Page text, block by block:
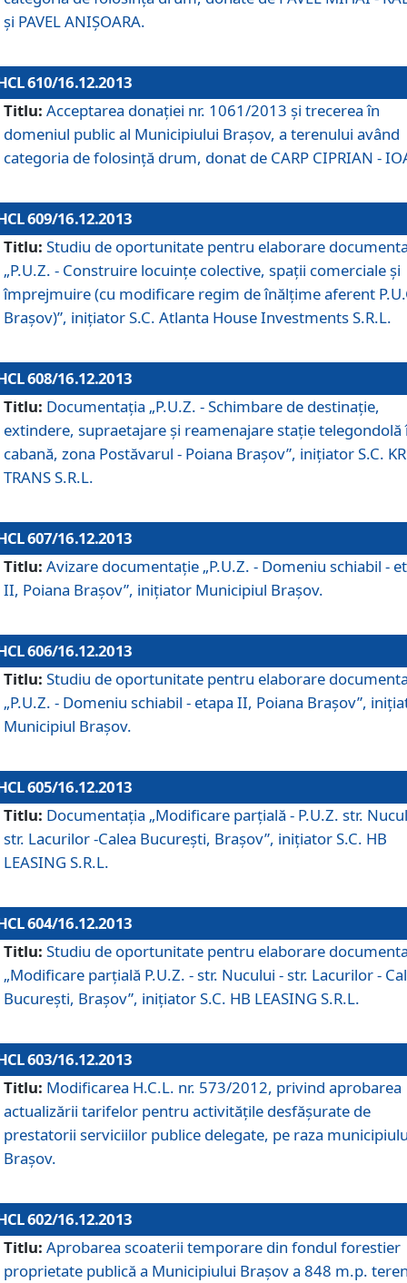
şi PAVEL ANIŞOARA.
610/16.12.2013
Titlu: Acceptarea donaţiei nr. 1061/2013 şi trecerea în
domeniul public al Municipiului Braşov, a terenului având
categoria de folosinţă drum, donat de CARP CIPRIAN -
609/16.12.2013
Titlu: Studiu de oportunitate pentru elaborare
„P.U.Z. - Construire locuinţe colective, spaţii comerciale şi
împrejmuire (cu modificare regim de înălţime aferent
Braşov)”, iniţiator S.C. Atlanta House Investments S.R.L.
608/16.12.2013
Titlu: Documentaţia „P.U.Z. - Schimbare de destinaţie,
extindere, supraetajare şi reamenajare staţie telegondolă
cabană, zona Postăvarul - Poiana Braşov”, iniţiator S.C.
TRANS S.R.L.
607/16.12.2013
Titlu: Avizare documentaţie „P.U.Z. - Domeniu schiabil -
II, Poiana Braşov”, iniţiator Municipiul Braşov.
606/16.12.2013
Titlu: Studiu de oportunitate pentru elaborare
„P.U.Z. - Domeniu schiabil - etapa II, Poiana Braşov”,
Municipiul Braşov.
605/16.12.2013
Titlu: Documentaţia „Modificare parţială - P.U.Z. str.
str. Lacurilor -Calea Bucureşti, Braşov”, iniţiator S.C. HB
LEASING S.R.L.
604/16.12.2013
Titlu: Studiu de oportunitate pentru elaborare
„Modificare parţială P.U.Z. - str. Nucului - str. Lacurilor -
Bucureşti, Braşov”, iniţiator S.C. HB LEASING S.R.L.
603/16.12.2013
Titlu: Modificarea H.C.L. nr. 573/2012, privind aprobarea
actualizării tarifelor pentru activităţile desfăşurate de
prestatorii serviciilor publice delegate, pe raza
Braşov.
602/16.12.2013
Titlu: Aprobarea scoaterii temporare din fondul forestier
proprietate publică a Municipiului Braşov a 848 m.p.